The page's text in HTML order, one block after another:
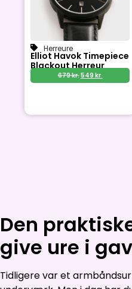
Herreure
Elliot Havok Timepiece
Blackout Herreur
679kr.549 kr.
Den
give ure i
Tidligere var et